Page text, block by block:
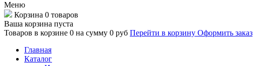
Меню
Корзина 0 товаров
Ваша корзина пуста
Товаров в корзине 0 на сумму 0 руб Перейти в корзину Оформить заказ
Главная
Каталог